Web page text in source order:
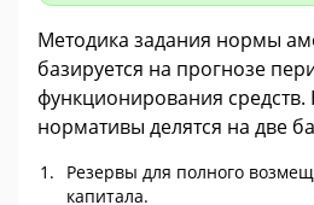
Методика задания нормы
базируется на прогнозе
функционирования средств.
нормативы делятся на две
Резервы для полного
капитала.